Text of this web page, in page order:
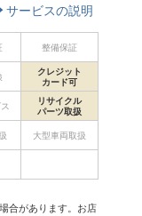
サービスの説明
整備保証
クレジット
カード可
リサイクル
パーツ取扱
大型車両取扱
合があります。お店